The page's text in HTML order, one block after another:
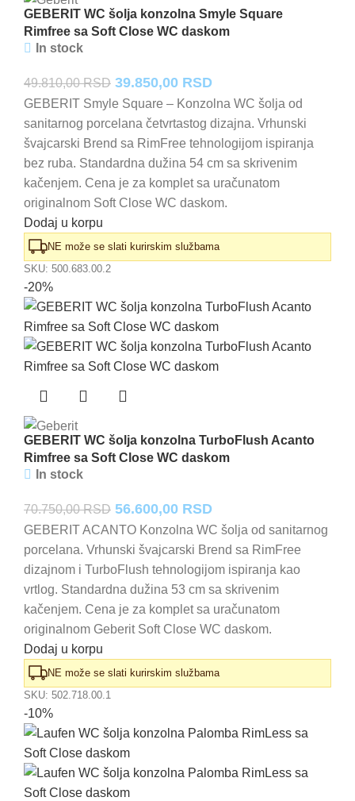
GEBERIT WC šolja konzolna Smyle Square
Rimfree sa Soft Close WC daskom
In stock
49.810,00RSD Originalna
cena
je
bila:
49.810,00 RSD.
39.850,00 RSDTrenutna
cena
je:
39.850,00 RSD.
GEBERIT Smyle Square – Konzolna WC šolja od
sanitarnog porcelana četvrtastog dizajna. Vrhunski
švajcarski Brend sa RimFree tehnologijom ispiranja
bez ruba. Standardna dužina 54 cm sa skrivenim
kačenjem. Cena je za komplet sa uračunatom
originalnom Soft Close WC daskom.
Dodaj u korpu
NE može se slati kurirskim službama
SKU: 500.683.00.2
-20%
GEBERIT WC šolja konzolna TurboFlush Acanto
Rimfree sa Soft Close WC daskom
In stock
70.750,00RSD Originalna
cena
je
bila:
70.750,00 RSD.
56.600,00 RSDTrenutna
cena
je:
56.600,00 RSD.
GEBERIT ACANTO Konzolna WC šolja od sanitarnog
porcelana. Vrhunski švajcarski Brend sa RimFree
dizajnom i TurboFlush tehnologijom ispiranja kao
vrtlog. Standardna dužina 53 cm sa skrivenim
kačenjem. Cena je za komplet sa uračunatom
originalnom Geberit Soft Close WC daskom.
Dodaj u korpu
NE može se slati kurirskim službama
SKU: 502.718.00.1
-10%